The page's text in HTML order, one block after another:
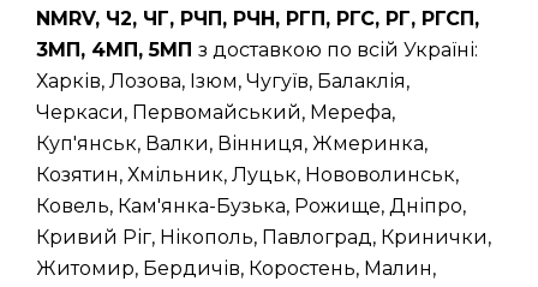
NMRV, Ч2, ЧГ, РЧП, РЧН, РГП, РГС, РГ, РГСП,
3МП, 4МП, 5МП з доставкою по всій Україні:
Харків, Лозова, Ізюм, Чугуїв, Балаклія,
Черкаси, Первомайський, Мерефа,
Куп'янськ, Валки, Вінниця, Жмеринка,
Козятин, Хмільник, Луцьк, Нововолинськ,
Ковель, Кам'янка-Бузька, Рожище, Дніпро,
Кривий Ріг, Нікополь, Павлоград, Кринички,
Житомир, Бердичів, Коростень, Малин,